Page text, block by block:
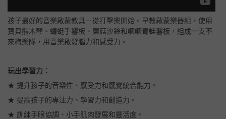
孩子最好的音樂啟蒙教具－從打擊樂開始。早教啟蒙樂器組，使用
寶貝熊木琴、蜻蜓手響板、蘑菇沙鈴和嘓嘓青蛙響板，組成一支不
來梅樂隊，用音樂啟發腦力和感受力。
玩出學習力：
★ 提升孩子的音樂性、感受力和感覺統合能力。
★ 提高孩子的專注力、學習力和創造力。
★ 訓練手眼協調、小手肌肉發展和靈活度。